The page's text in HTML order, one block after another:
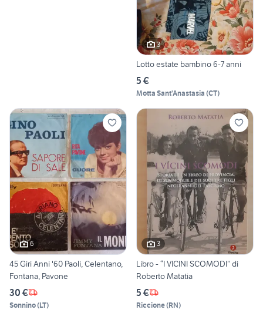
3
Lotto estate bambino 6-7 anni
5 €
Motta Sant'Anastasia (CT)
6
45 Giri Anni '60 Paoli, Celentano,
Fontana, Pavone
30 €
Sonnino(LT)
3
Libro - “I VICINI SCOMODI” di
Roberto Matatia
5 €
Riccione(RN)